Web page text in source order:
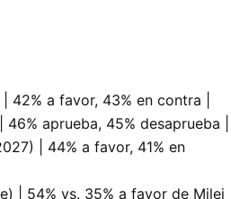
42% a favor, 43% en contra |
aprueba, 45% desaprueba |
| 44% a favor, 41% en
| 54% vs. 35% a favor de Milei